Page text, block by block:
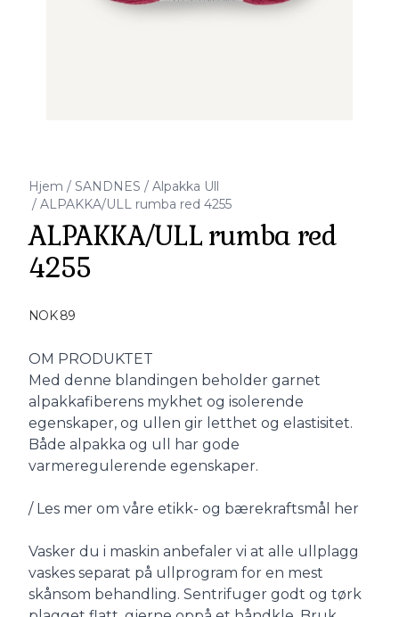
Hjem / SANDNES / Alpakka Ull
/ ALPAKKA/ULL rumba red 4255
ALPAKKA/ULL rumba red
4255
NOK 89
Description
OM PRODUKTET
Med denne blandingen beholder garnet
alpakkafiberens mykhet og isolerende
egenskaper, og ullen gir letthet og elastisitet.
Både alpakka og ull har gode
varmeregulerende egenskaper.
/ Les mer om våre etikk- og bærekraftsmål her
Vasker du i maskin anbefaler vi at alle ullplagg
vaskes separat på ullprogram for en mest
skånsom behandling. Sentrifuger godt og tørk